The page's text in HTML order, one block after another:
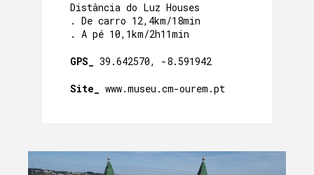
Distância do Luz Houses
. De carro 12,4km/18min
. A pé 10,1km/2h11min
GPS_ 39.642570, -8.591942
Site_ www.museu.cm-ourem.pt